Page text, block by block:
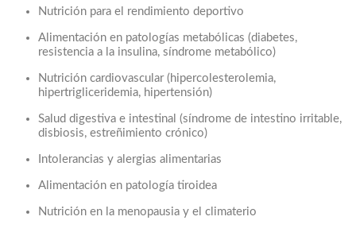
Nutrición para el rendimiento deportivo
Alimentación en patologías metabólicas (diabetes,
resistencia a la insulina, síndrome metabólico)
Nutrición cardiovascular (hipercolesterolemia,
hipertrigliceridemia, hipertensión)
Salud digestiva e intestinal (síndrome de intestino irritable,
disbiosis, estreñimiento crónico)
Intolerancias y alergias alimentarias
Alimentación en patología tiroidea
Nutrición en la menopausia y el climaterio